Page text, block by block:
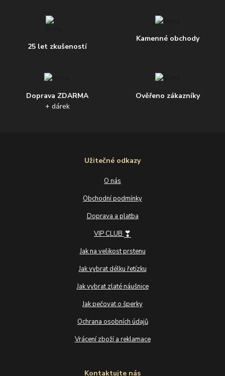
25 let zkušeností
Kamenné obchody
Doprava ZDARMA
+ dárek
Ověřeno zákazníky
Užitečné odkazy
O nás
Obchodní podmínky
Doprava a platba
VIP CLUB ❣
Jak na velikost prstenu
Jak vybrat délku řetízku
Jak vybrat zlaté náušnice
Jak pečovat o šperky
Ochrana osobních údajů
Vrácení zboží a reklamace
Kontaktujte nás